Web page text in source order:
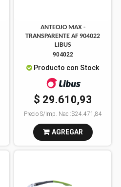
ANTEOJO MAX -
TRANSPARENTE AF 904022
LIBUS
904022
Producto con Stock
$ 29.610,93
Precio S/Imp. Nac.:$24.471,84
AGREGAR